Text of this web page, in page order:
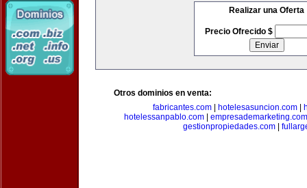
Realizar una Oferta
Precio Ofrecido $
Otros dominios en venta:
fabricantes.com
hotelesasuncion.com
hotelessanpablo.com| empresademarketing.com
gestionpropiedades.com